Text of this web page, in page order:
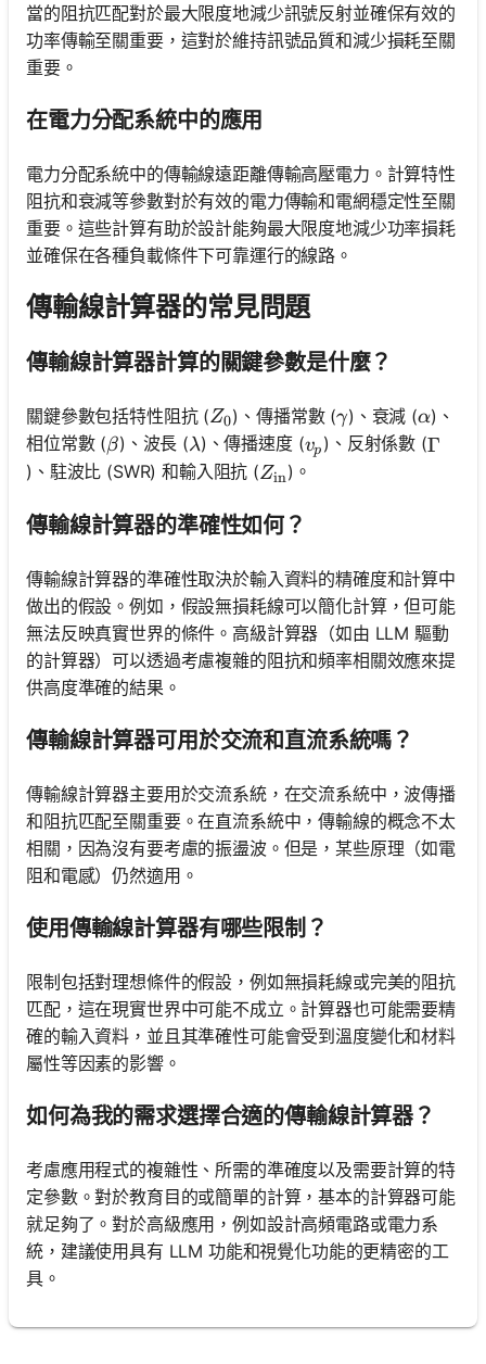
當的阻抗匹配對於最大限度地減少訊號反射並確保有效的
功率傳輸至關重要，這對於維持訊號品質和減少損耗至關
重要。
在電力分配系統中的應用
電力分配系統中的傳輸線遠距離傳輸高壓電力。計算特性
阻抗和衰減等參數對於有效的電力傳輸和電網穩定性至關
重要。這些計算有助於設計能夠最大限度地減少功率損耗
並確保在各種負載條件下可靠運行的線路。
傳輸線計算器的常見問題
傳輸線計算器計算的關鍵參數是什麼？
關鍵參數包括特性阻抗 (Z_0
Z0)、傳播常數 (\gamma
γ)、衰減 (\alpha
α)、
相位常數 (\beta
β)、波長 (\lambda
λ)、傳播速度 (v_p
vp )、反射係數 (Γ
)、駐波比 (SWR) 和輸入阻抗 (Z_{\text{in}}
Zin)。
傳輸線計算器的準確性如何？
傳輸線計算器的準確性取決於輸入資料的精確度和計算中
做出的假設。例如，假設無損耗線可以簡化計算，但可能
無法反映真實世界的條件。高級計算器（如由 LLM 驅動
的計算器）可以透過考慮複雜的阻抗和頻率相關效應來提
供高度準確的結果。
傳輸線計算器可用於交流和直流系統嗎？
傳輸線計算器主要用於交流系統，在交流系統中，波傳播
和阻抗匹配至關重要。在直流系統中，傳輸線的概念不太
相關，因為沒有要考慮的振盪波。但是，某些原理（如電
阻和電感）仍然適用。
使用傳輸線計算器有哪些限制？
限制包括對理想條件的假設，例如無損耗線或完美的阻抗
匹配，這在現實世界中可能不成立。計算器也可能需要精
確的輸入資料，並且其準確性可能會受到溫度變化和材料
屬性等因素的影響。
如何為我的需求選擇合適的傳輸線計算器？
考慮應用程式的複雜性、所需的準確度以及需要計算的特
定參數。對於教育目的或簡單的計算，基本的計算器可能
就足夠了。對於高級應用，例如設計高頻電路或電力系
統，建議使用具有 LLM 功能和視覺化功能的更精密的工
具。